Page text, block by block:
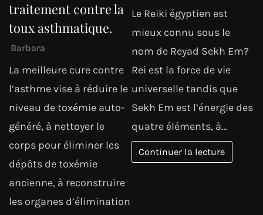
traitement contre la
toux asthmatique.
Barbara
La meilleure cure contre
l’asthme vise à réduire le
niveau de toxémie auto-
généré, à nettoyer le
corps pour éliminer les
dépôts de toxémie
ancienne, à reconstruire
les organes d’élimination
Le Reiki égyptien est
mieux connu sous le
nom de Reyad Sekh Em?
Rei est la force de vie
universelle tandis que
Sekh Em est l’énergie des
quatre éléments, à…
Continuer la lecture